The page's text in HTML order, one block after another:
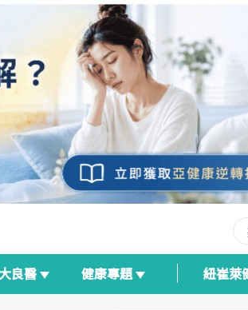
良醫 健康專題 紐崔萊